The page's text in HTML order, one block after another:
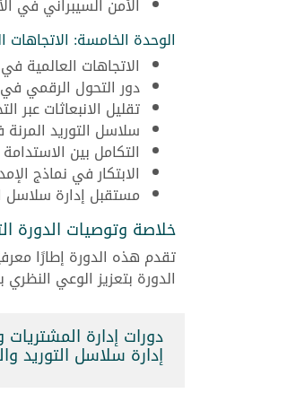
الوحدة الخامسة:
الاتجاهات العالمية
دور التحول الرقمي
تقليل الانبعاثات عبر
سلاسل التوريد
التكامل بين
الابتكار في نماذج
مستقبل إدارة سلاسل
خلاصة وتوصيات الدورة
تقدم هذه الدورة إطارًا
الدورة بتعزيز الوعي
دورات إدارة
إدارة سلاسل التوريد